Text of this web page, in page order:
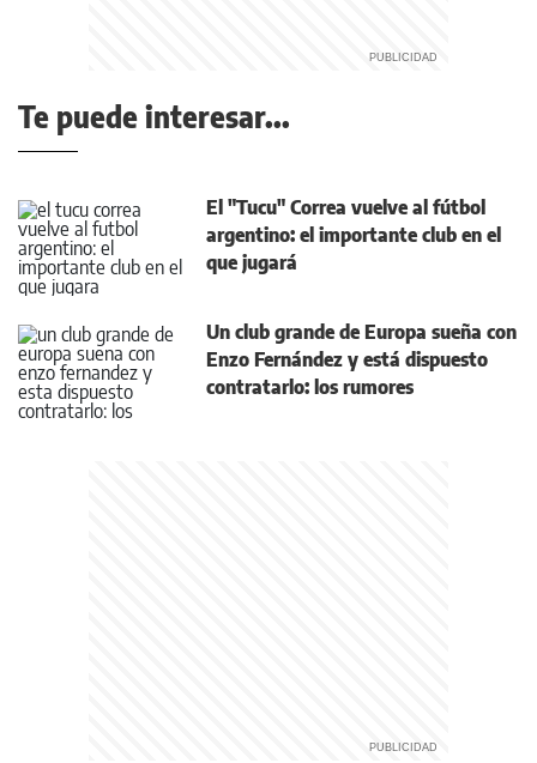
Te puede interesar...
El "Tucu" Correa vuelve al fútbol
argentino: el importante club en el
que jugará
Un club grande de Europa sueña con
Enzo Fernández y está dispuesto
contratarlo: los rumores